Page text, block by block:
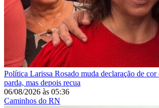
Política Larissa Rosado muda declaração de cor
parda, mas depois recua
06/08/2026 às 05:36
Caminhos do RN